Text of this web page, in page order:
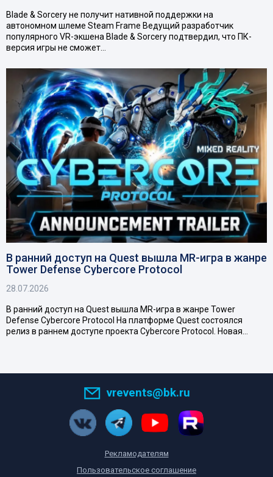
Blade & Sorcery не получит нативной поддержки на
автономном шлеме Steam Frame Ведущий разработчик
популярного VR-экшена Blade & Sorcery подтвердил, что ПК-
версия игры не сможет…
В ранний доступ на Quest вышла MR-игра в жанре
Tower Defense Cybercore Protocol
28.07.2026
В ранний доступ на Quest вышла MR-игра в жанре Tower
Defense Cybercore Protocol На платформе Quest состоялся
релиз в раннем доступе проекта Cybercore Protocol. Новая…
vrevents@bk.ru
Рекламодателям
Пользовательское соглашение